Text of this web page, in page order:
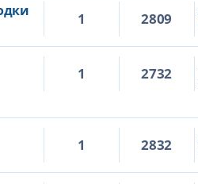
1 2809
1 2732
1 2832